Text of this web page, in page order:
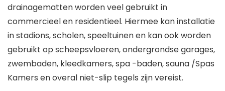
drainagematten worden veel gebruikt in
commercieel en residentieel. Hiermee kan installatie
in stadions, scholen, speeltuinen en kan ook worden
gebruikt op scheepsvloeren, ondergrondse garages,
zwembaden, kleedkamers, spa -baden, sauna /Spas
Kamers en overal niet-slip tegels zijn vereist.